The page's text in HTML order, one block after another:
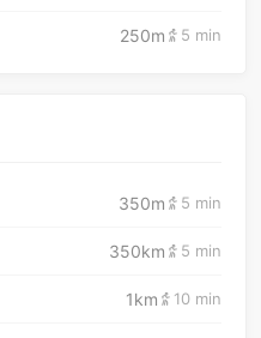
250m 5 min
350m 5 min
350km 5 min
1km 10 min